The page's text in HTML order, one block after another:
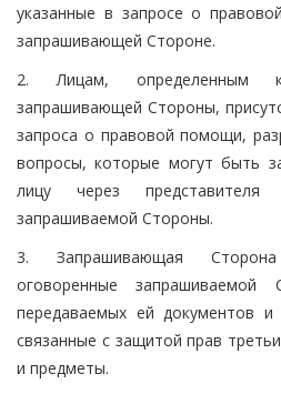
указанные в запросе о
запрашивающей Стороне.
2. Лицам, определенным
запрашивающей Стороны,
запроса о правовой помощи,
вопросы, которые могут быть
лицу через представителя
запрашиваемой Стороны.
3. Запрашивающая
оговоренные
передаваемых ей документов
связанные с защитой прав
и предметы.